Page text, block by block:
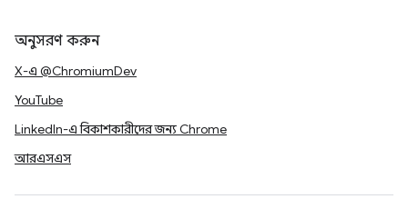
অনুসরণ করুন
X-এ @ChromiumDev
YouTube
LinkedIn-এ বিকাশকারীদের জন্য Chrome
আরএসএস